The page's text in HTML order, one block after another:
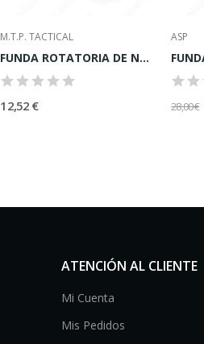
M.T.P. TACTICAL
FUNDA ROTATORIA DE NYLON PARA BASTóN EXTENSIBLE
12,52 €
ASP
28,00 €
ATENCIÓN AL CLIENTE
Mi Cuenta
Mis Pedidos